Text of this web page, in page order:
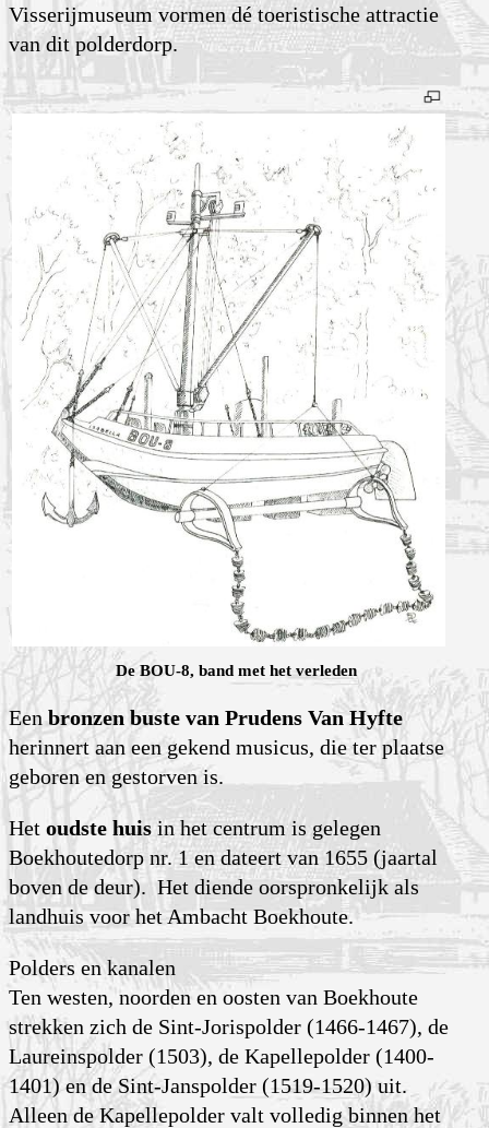
Visserijmuseum vormen dé toeris­tische attractie
van dit polderdorp.
De BOU-8, band met het verleden
Eenbronzen buste van Prudens Van Hyfte
herinnert aan een gekend musicus, die ter plaatse
geboren en gestorven is.
Het oudste huisin het centrum is gelegen
Boekhoutedorp nr. 1 en dateert van 1655 (jaartal
boven de deur). Het diende oorspronkelijk als
landhuis voor het Ambacht Boekhoute.
Polders en kanalen
Ten westen, noorden en oosten van Boekhoute
strekken zich de Sint-Jorispolder (1466-1467), de
Laureinspolder (1503), de Kapellepolder (1400-
1401) en de Sint-Janspolder (1519-1520) uit.
Alleen de Kapel­lepolder valt volledig binnen het